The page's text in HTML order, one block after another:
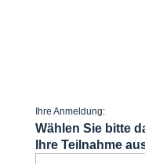
Ihre Anmeldung:
Wählen Sie bitte
Ihre Teilnahme